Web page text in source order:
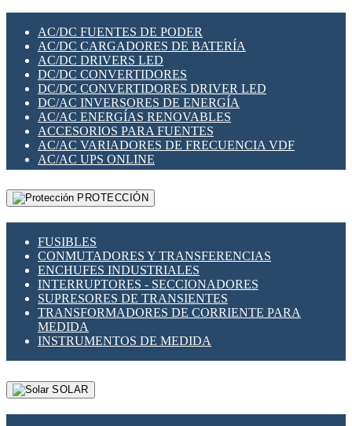
SWITCH Y MICROSWITCH
TARJETAS PI
UNIÓN Y DERIVACIÓN DE CABLE
PLACAS MODULARES IOT
SWITCHES Y REDES WIFI
SOLUCIONES IOT
SOLUCIONES LORAWAN
SOLUCIONES RED CELULAR
SEGURIDAD PARA REDES
SWITCHES LAN
TELEFONÍA IP (VOIP)
VIGILANCIA IP (CCTV)
MESHTASTIC
AC/DC FUENTES DE PODER
AC/DC CARGADORES DE BATERÍA
AC/DC DRIVERS LED
DC/DC CONVERTIDORES
DC/DC CONVERTIDORES DRIVER LED
DC/AC INVERSORES DE ENERGÍA
AC/AC ENERGÍAS RENOVABLES
ACCESORIOS PARA FUENTES
AC/AC VARIADORES DE FRECUENCIA VDF
AC/AC UPS ONLINE
PROTECCIÓN
FUSIBLES
CONMUTADORES Y TRANSFERENCIAS
ENCHUFES INDUSTRIALES
INTERRUPTORES - SECCIONADORES
SUPRESORES DE TRANSIENTES
TRANSFORMADORES DE CORRIENTE PARA
MEDIDA
INSTRUMENTOS DE MEDIDA
SOLAR